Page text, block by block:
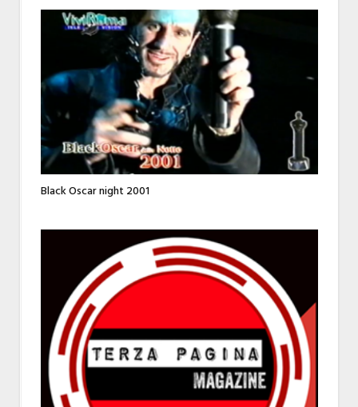
Black Oscar night 2001